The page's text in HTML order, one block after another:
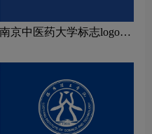
南京中医药大学标志logo图